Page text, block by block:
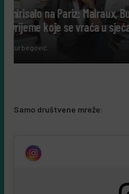
Bueb i
Tako su
cijeli život
Samo društvene mreže: